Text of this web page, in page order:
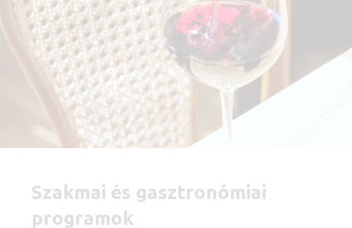
Szakmai és gasztronómiai
programok